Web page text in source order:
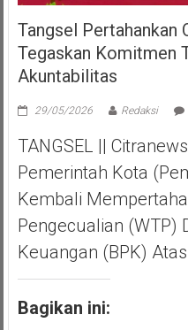
Tangsel Pertahankan
Tegaskan Komitmen
Akuntabilitas
29/05/2026 Redaksi
TANGSEL ||
Pemerintah Kota
Kembali
Pengecualian (WTP)
Keuangan (BPK)
Bagikan ini: